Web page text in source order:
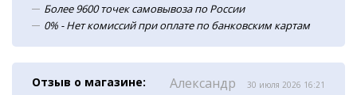
Более 9600 точек самовывоза по России
0% - Нет комиссий при оплате по банковским картам
Отзыв о магазине: Александр 30 июля 2026 16:21